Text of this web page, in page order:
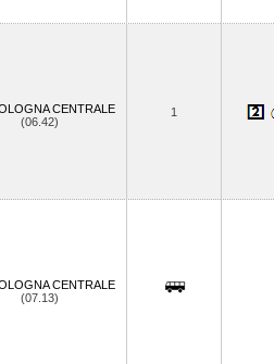
CENTRALE
(06.42)
1
CENTRALE
(07.13)